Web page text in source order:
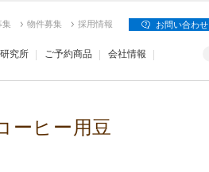
集 物件募集 採用情報 お問い合わせ
研究所 ご予約商品 会社情報
ーヒー用豆